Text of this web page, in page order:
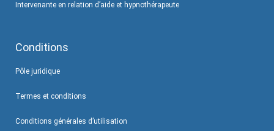
Intervenante en relation d’aide et hypnothérapeute
Conditions
Pôle juridique
Termes et conditions
Conditions générales d’utilisation